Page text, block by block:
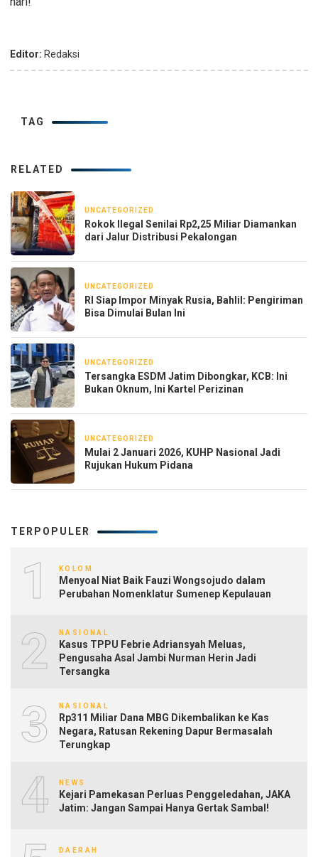
Editor: Redaksi
TAG
RELATED
UNCATEGORIZED
Rokok Ilegal Senilai Rp2,25 Miliar Diamankan
dari Jalur Distribusi Pekalongan
UNCATEGORIZED
RI Siap Impor Minyak Rusia, Bahlil: Pengiriman
Bisa Dimulai Bulan Ini
UNCATEGORIZED
Tersangka ESDM Jatim Dibongkar, KCB: Ini
Bukan Oknum, Ini Kartel Perizinan
UNCATEGORIZED
Mulai 2 Januari 2026, KUHP Nasional Jadi
Rujukan Hukum Pidana
TERPOPULER
1 KOLOM
Menyoal Niat Baik Fauzi Wongsojudo dalam
Perubahan Nomenklatur Sumenep Kepulauan
2 NASIONAL
Kasus TPPU Febrie Adriansyah Meluas,
Pengusaha Asal Jambi Nurman Herin Jadi
Tersangka
3 NASIONAL
Rp311 Miliar Dana MBG Dikembalikan ke Kas
Negara, Ratusan Rekening Dapur Bermasalah
Terungkap
4 NEWS
Kejari Pamekasan Perluas Penggeledahan, JAKA
Jatim: Jangan Sampai Hanya Gertak Sambal!
DAERAH